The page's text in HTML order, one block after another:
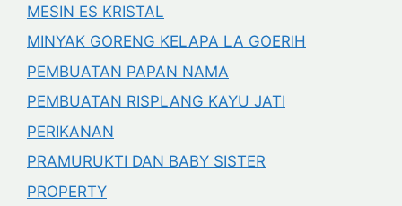
MESIN ES KRISTAL
MINYAK GORENG KELAPA LA GOERIH
PEMBUATAN PAPAN NAMA
PEMBUATAN RISPLANG KAYU JATI
PERIKANAN
PRAMURUKTI DAN BABY SISTER
PROPERTY